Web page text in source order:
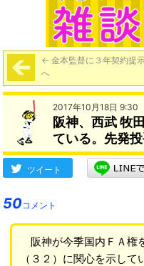
← 金本監督に３年契約提
へ
2017年10月18日 9:30
阪神、西武 牧
ている。先発
ツイート
50コメント
阪神が今季国内ＦＡ権
（３２）に関心を示し